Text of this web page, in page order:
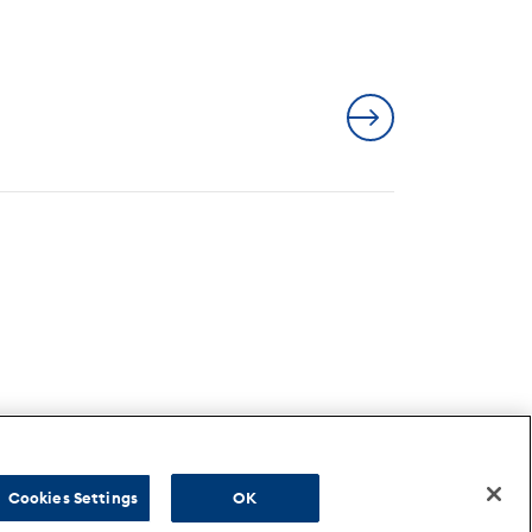
Cookies Settings OK